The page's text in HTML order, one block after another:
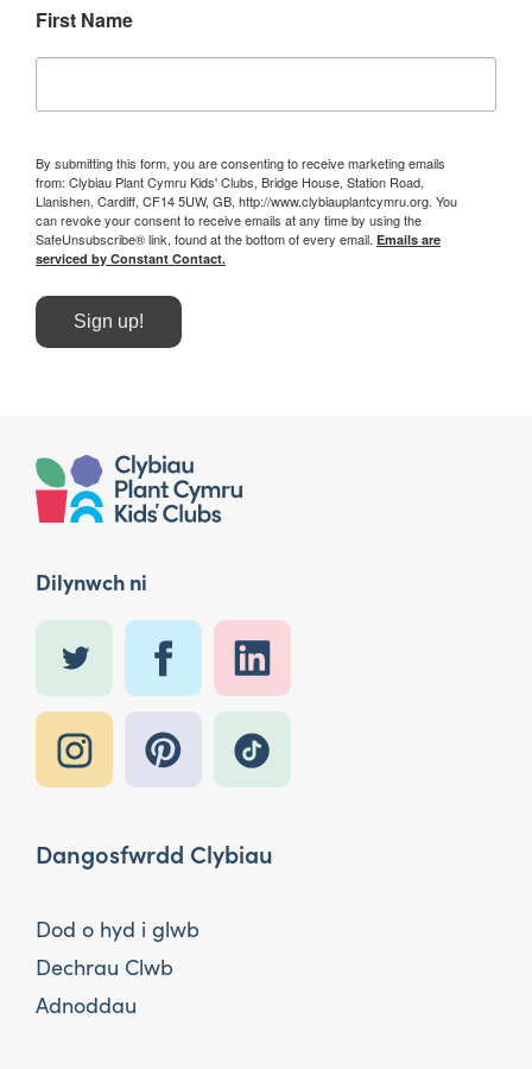
First Name
By submitting this form, you are consenting to receive marketing emails
from: Clybiau Plant Cymru Kids' Clubs, Bridge House, Station Road,
Llanishen, Cardiff, CF14 5UW, GB, http://www.clybiauplantcymru.org. You
can revoke your consent to receive emails at any time by using the
SafeUnsubscribe® link, found at the bottom of every email. Emails are
serviced by Constant Contact.
Sign up!
Dilynwch ni
Dangosfwrdd Clybiau
Dod o hyd i glwb
Dechrau Clwb
Adnoddau